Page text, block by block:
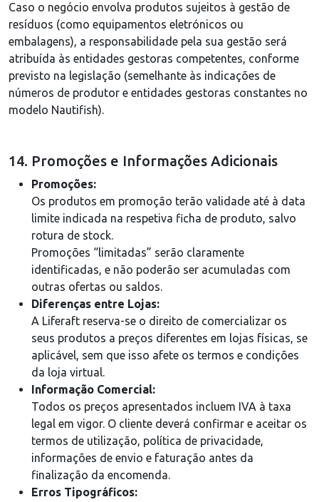
Caso o negócio envolva produtos sujeitos à gestão de
resíduos (como equipamentos eletrónicos ou
embalagens), a responsabilidade pela sua gestão será
atribuída às entidades gestoras competentes, conforme
previsto na legislação (semelhante às indicações de
números de produtor e entidades gestoras constantes no
modelo Nautifish).
14. Promoções e Informações Adicionais
Promoções:
Os produtos em promoção terão validade até à data
limite indicada na respetiva ficha de produto, salvo
rotura de stock.
Promoções “limitadas” serão claramente
identificadas, e não poderão ser acumuladas com
outras ofertas ou saldos.
Diferenças entre Lojas:
A Liferaft reserva-se o direito de comercializar os
seus produtos a preços diferentes em lojas físicas, se
aplicável, sem que isso afete os termos e condições
da loja virtual.
Informação Comercial:
Todos os preços apresentados incluem IVA à taxa
legal em vigor. O cliente deverá confirmar e aceitar os
termos de utilização, política de privacidade,
informações de envio e faturação antes da
finalização da encomenda.
Erros Tipográficos: